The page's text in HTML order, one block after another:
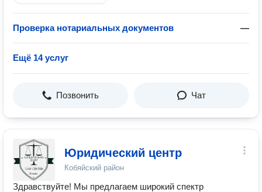
Проверка нотариальных документов —
Ещё 14 услуг
Позвонить Чат
Юридический центр
Кобяйский район
Здравствуйте! Мы предлагаем широкий спектр